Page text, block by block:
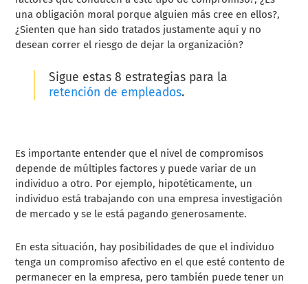
una obligación moral porque alguien más cree en ellos?,
¿Sienten que han sido tratados justamente aquí y no
desean correr el riesgo de dejar la organización?
Sigue estas 8 estrategias para la
retención de empleados.
Es importante entender que el nivel de compromisos
depende de múltiples factores y puede variar de un
individuo a otro. Por ejemplo, hipotéticamente, un
individuo está trabajando con una empresa investigación
de mercado y se le está pagando generosamente.
En esta situación, hay posibilidades de que el individuo
tenga un compromiso afectivo en el que esté contento de
permanecer en la empresa, pero también puede tener un